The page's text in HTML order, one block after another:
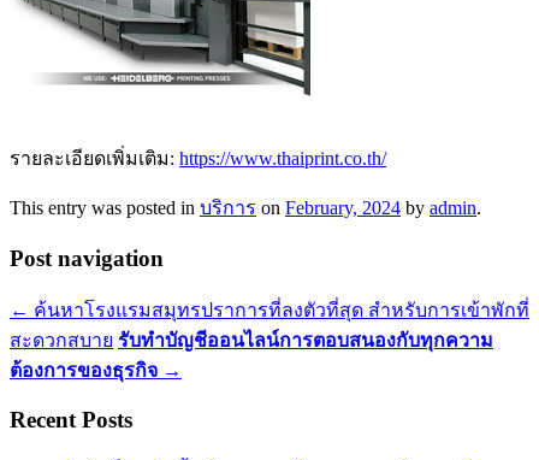
รายละเอียดเพิ่มเติม: https://www.thaiprint.co.th/
This entry was posted in บริการ on February, 2024 by admin.
Post navigation
← ค้นหาโรงแรมสมุทรปราการที่ลงตัวที่สุด สำหรับการเข้าพักที่
สะดวกสบาย รับทำบัญชีออนไลน์การตอบสนองกับทุกความ
ต้องการของธุรกิจ →
Recent Posts